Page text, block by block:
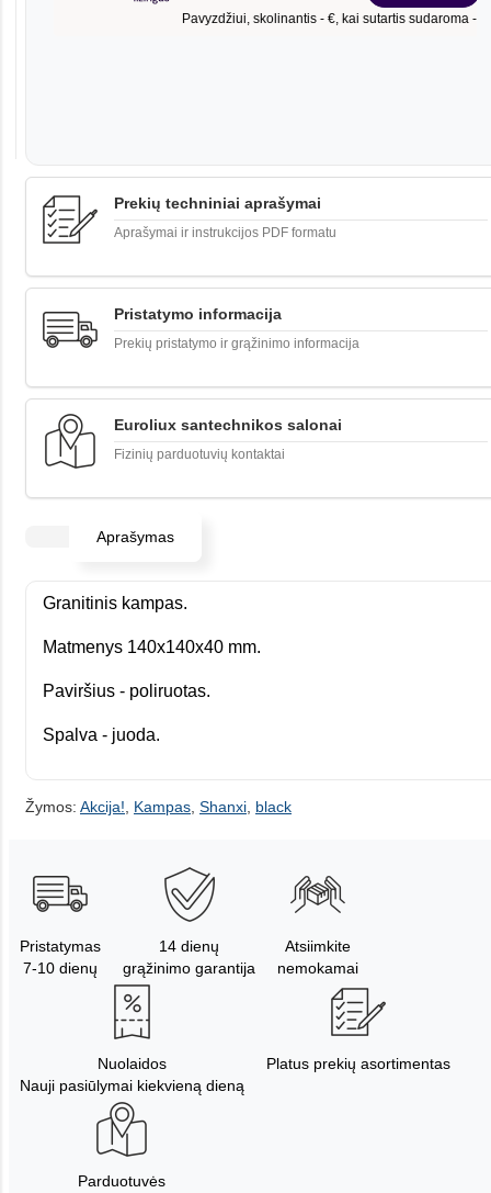
Prekių techniniai aprašymai
Aprašymai ir instrukcijos PDF formatu
Pristatymo informacija
Prekių pristatymo ir grąžinimo informacija
Euroliux santechnikos salonai
Fizinių parduotuvių kontaktai
Aprašymas
Granitinis kampas.
Matmenys 140x140x40 mm.
Paviršius - poliruotas.
Spalva - juoda.
Žymos: Akcija! Kampas Shanxi black
Pristatymas
7-10 dienų
14 dienų
grąžinimo garantija
Atsiimkite
nemokamai
Nuolaidos
Nauji pasiūlymai kiekvieną dieną
Platus prekių asortimentas
Parduotuvės